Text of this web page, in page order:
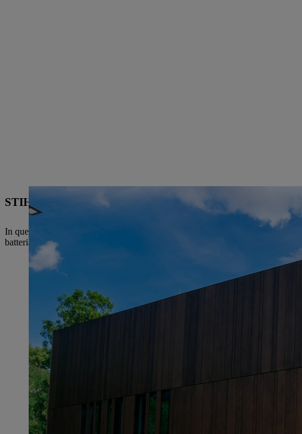
STIHL Plant 2, Waiblingen
In questo sito, il più grande in Germania per numero di dipendenti, si
batteria, nonché l'assemblaggio e la logistica di produzione.